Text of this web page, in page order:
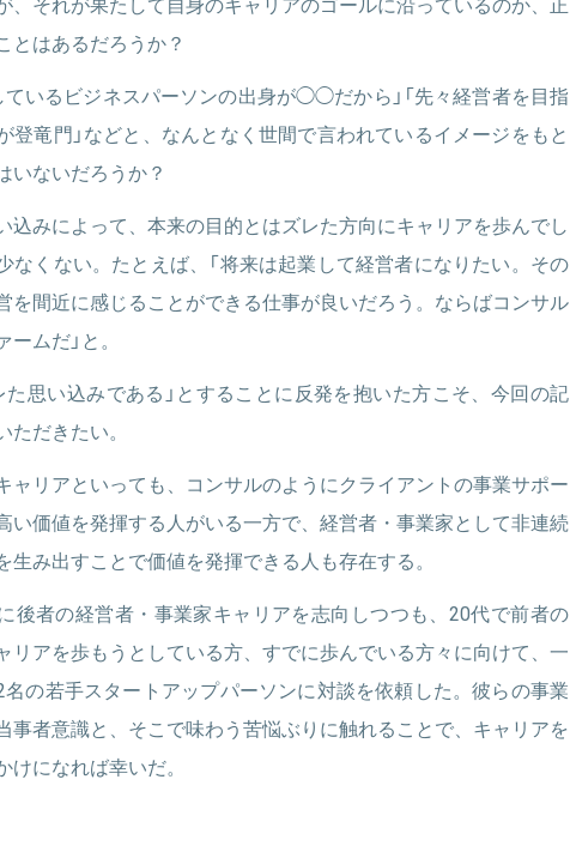
とはあるだろうか？
ているビジネスパーソンの出身が◯◯だから」「先々経営者を目指
竜門」などと、なんとなく世間で言われているイメージをもと
いないだろうか？
込みによって、本来の目的とはズレた方向にキャリアを歩んでし
なくない。たとえば、「将来は起業して経営者になりたい。その
を間近に感じることができる仕事が良いだろう。ならばコンサル
ムだ」と。
た思い込みである」とすることに反発を抱いた方こそ、今回の記
だきたい。
ャリアといっても、コンサルのようにクライアントの事業サポー
い価値を発揮する人がいる一方で、経営者・事業家として非連続
生み出すことで価値を発揮できる人も存在する。
後者の経営者・事業家キャリアを志向しつつも、20代で前者の
リアを歩もうとしている方、すでに歩んでいる方々に向けて、一
の若手スタートアップパーソンに対談を依頼した。彼らの事業
事者意識と、そこで味わう苦悩ぶりに触れることで、キャリアを
けになれば幸いだ。